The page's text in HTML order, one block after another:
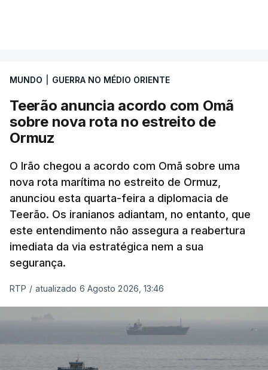
que já colaborou com a Administração norte-
americana em projetos no Médio Oriente,
nomeadamente no Iraque.
militar deverá ficar nos 60 por cento de
território de Gaza que Israel controla e a cerca
de 1,5 quilómetros da fronteira com Israel.
Permite, desta forma, uma extração rápida em
caso de ataque.
Segundo um funcionário do Conselho de Paz, a
organização está na “fase final de preparação de
“Este contrato será um dos muitos essenciais para
MUNDO GUERRA NO MÉDIO ORIENTE
Teerão anuncia acordo com Omã
sobre nova rota no estreito de
Ormuz
O Irão chegou a acordo com Omã sobre uma
nova rota marítima no estreito de Ormuz,
anunciou esta quarta-feira a diplomacia de
Teerão. Os iranianos adiantam, no entanto, que
este entendimento não assegura a reabertura
imediata da via estratégica nem a sua
segurança.
RTP / atualizado 6 Agosto 2026, 13:46